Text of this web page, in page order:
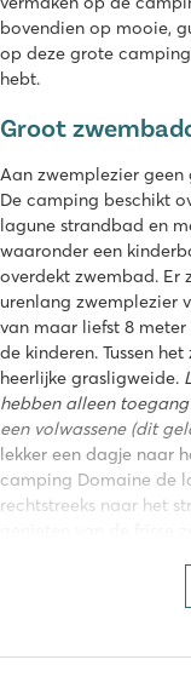
bovendien op mooie,
op deze grote
hebt.
Groot
Aan zwemplezier
De camping beschikt
lagune strandbad en
waaronder een
overdekt zwembad. Er
urenlang zwemplezier
van maar liefst 8
de kinderen. Tussen
heerlijke grasligweide.
hebben alleen
een volwassene (dit
lekker een dagje naar
camping Domaine de
rechtstreeks naar het
Domaine de la
Een vakantie op een